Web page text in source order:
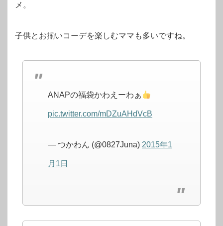
メ。
子供とお揃いコーデを楽しむママも多いですね。
ANAPの福袋かわえーわぁ
pic.twitter.com/mDZuAHdVcB
— つかわん (@0827Juna) 2015年1
月1日